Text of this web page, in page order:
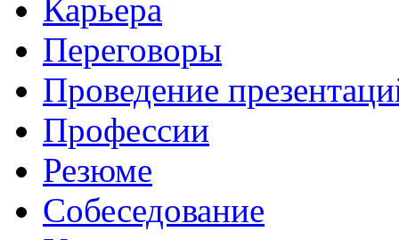
Карьера
Переговоры
Проведение
Профессии
Резюме
Собеседование